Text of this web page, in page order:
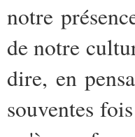
notre
de notre
dire, en
souventes